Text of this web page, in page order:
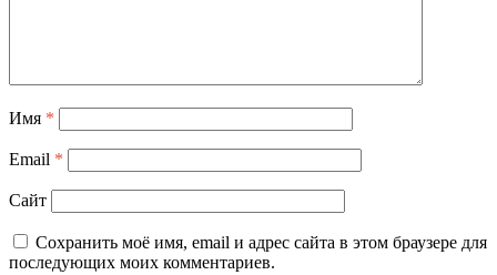
Имя *
Email *
Сайт
Сохранить моё имя, email и адрес сайта в этом браузере для
последующих моих комментариев.